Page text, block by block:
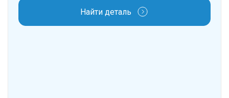
Найти деталь